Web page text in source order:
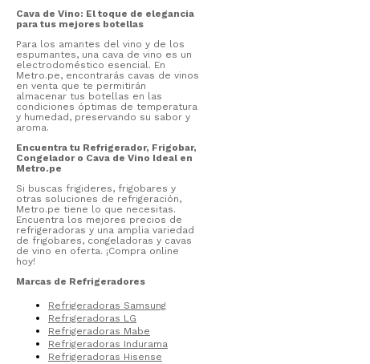
Cava de Vino: El toque de elegancia
para tus mejores botellas
Para los amantes del vino y de los
espumantes, una cava de vino es un
electrodoméstico esencial. En
Metro.pe, encontrarás cavas de vinos
en venta que te permitirán
almacenar tus botellas en las
condiciones óptimas de temperatura
y humedad, preservando su sabor y
aroma.
Encuentra tu Refrigerador, Frigobar,
Congelador o Cava de Vino Ideal en
Metro.pe
Si buscas frigideres, frigobares y
otras soluciones de refrigeración,
Metro.pe tiene lo que necesitas.
Encuentra los mejores precios de
refrigeradoras y una amplia variedad
de frigobares, congeladoras y cavas
de vino en oferta. ¡Compra online
hoy!
Marcas de Refrigeradores
Refrigeradoras Samsung
Refrigeradoras LG
Refrigeradoras Mabe
Refrigeradoras Indurama
Refrigeradoras Hisense